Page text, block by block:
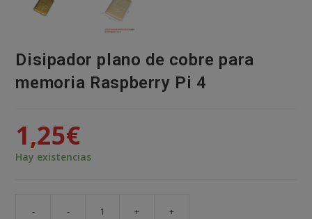
Disipador plano de cobre para
memoria Raspberry Pi 4
1,25€
Hay existencias
- - + +